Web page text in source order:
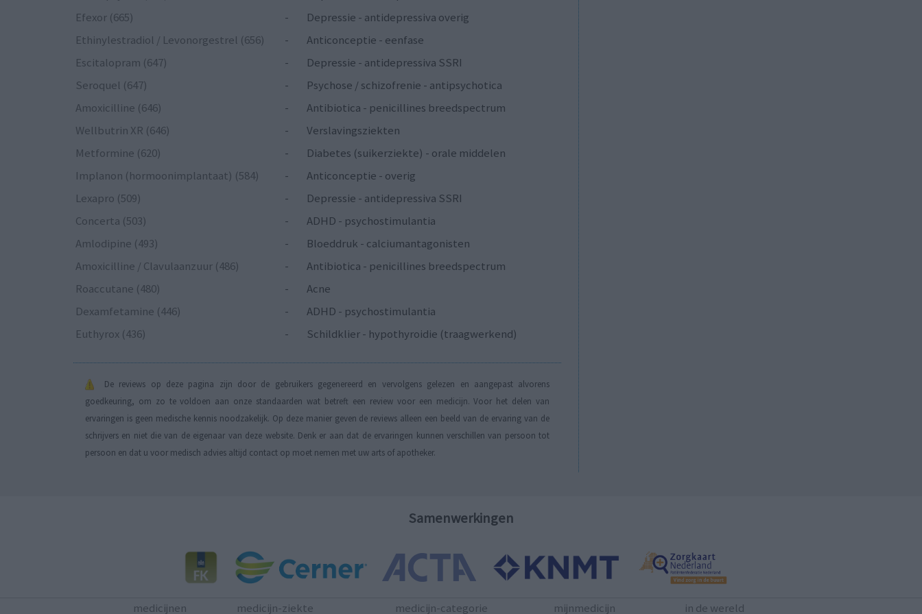
Efexor (665)
-
Depressie - antidepressiva overig
Ethinylestradiol / Levonorgestrel (656)
-
Anticonceptie - eenfase
Escitalopram (647)
-
Depressie - antidepressiva SSRI
Seroquel (647)
-
Psychose / schizofrenie - antipsychotica
Amoxicilline (646)
-
Antibiotica - penicillines breedspectrum
Wellbutrin XR (646)
-
Verslavingsziekten
Metformine (620)
-
Diabetes (suikerziekte) - orale middelen
Implanon (hormoonimplantaat) (584)
-
Anticonceptie - overig
Lexapro (509)
-
Depressie - antidepressiva SSRI
Concerta (503)
-
ADHD - psychostimulantia
Amlodipine (493)
-
Bloeddruk - calciumantagonisten
Amoxicilline / Clavulaanzuur (486)
-
Antibiotica - penicillines breedspectrum
Roaccutane (480)
-
Acne
Dexamfetamine (446)
-
ADHD - psychostimulantia
Euthyrox (436)
- Schildklier - hypothyroidie (traagwerkend)
De reviews op deze pagina zijn door de gebruikers gegenereerd en vervolgens gelezen en aangepast alvorens
goedkeuring, om zo te voldoen aan onze standaarden wat betreft een review voor een medicijn. Voor het delen van
ervaringen is geen medische kennis noodzakelijk. Op deze manier geven de reviews alleen een beeld van de ervaring van de
schrijvers en niet die van de eigenaar van deze website. Denk er aan dat de ervaringen kunnen verschillen van persoon tot
persoon en dat u voor medisch advies altijd contact op moet nemen met uw arts of apotheker.
Samenwerkingen
medicijnen medicijn-ziekte medicijn-categorie mijnmedicijn in de wereld